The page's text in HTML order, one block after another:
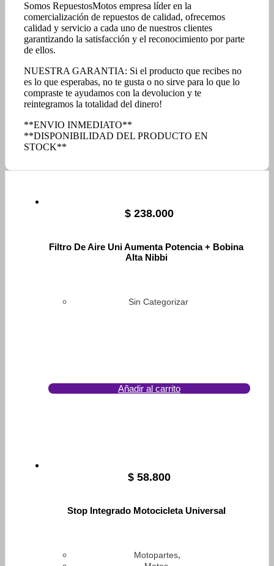
Somos RepuestosMotos empresa líder en la
comercialización de repuestos de calidad, ofrecemos
calidad y servicio a cada uno de nuestros clientes
garantizando la satisfacción y el reconocimiento por parte
de ellos.
NUESTRA GARANTIA: Si el producto que recibes no
es lo que esperabas, no te gusta o no sirve para lo que lo
compraste te ayudamos con la devolucion y te
reintegramos la totalidad del dinero!
**ENVIO INMEDIATO**
**DISPONIBILIDAD DEL PRODUCTO EN
STOCK**
$ 238.000
Filtro De Aire Uni Aumenta Potencia + Bobina
Alta Nibbi
Sin Categorizar
Añadir al carrito
$ 58.800
Stop Integrado Motocicleta Universal
Motopartes,